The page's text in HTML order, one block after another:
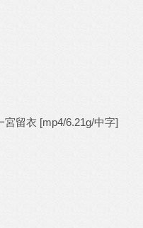
宮留衣 [mp4/6.21g/中字]